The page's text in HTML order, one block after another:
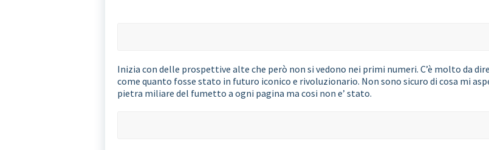
Inizia con delle prospettive alte che però non si vedono nei primi numeri. C’è molto da
come quanto fosse stato in futuro iconico e rivoluzionario. Non sono sicuro di cosa mi
pietra miliare del fumetto a ogni pagina ma cosi non e’ stato.